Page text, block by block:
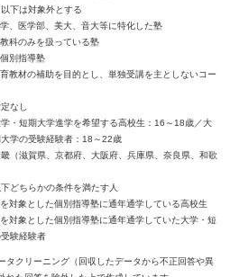
下は対象外とする
、医学部、美大、音大等に特化した塾
科のみを扱っている塾
別指導塾
教材の補助を目的とし、単独受講を主としないコー
なし
・短期大学進学を希望する高校生：16～18歳／大
学の受験経験者：18～22歳
（滋賀県、京都府、大阪府、兵庫県、奈良県、和歌
どちらかの条件を満たす人
対象とした個別指導塾に通年通学している高校生
対象とした個別指導塾に通年通学していた大学・短
験経験者
クリーニング（回収したデータから不正回答や異